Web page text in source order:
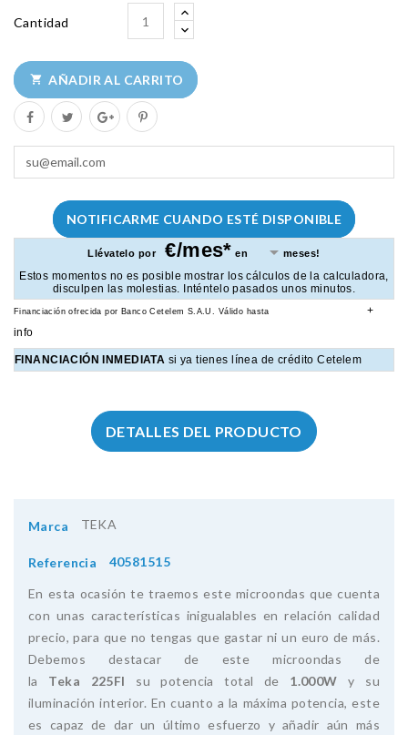
Cantidad
 AÑADIR AL CARRITO
NOTIFICARME CUANDO ESTÉ DISPONIBLE
Llévatelo por €/mes* en meses!
Estos momentos no es posible mostrar los cálculos de la calculadora,
disculpen las molestias. Inténtelo pasados unos minutos.
Financiación ofrecida por Banco Cetelem S.A.U. Válido hasta
+
info
FINANCIACIÓN INMEDIATA si ya tienes línea de crédito Cetelem
DETALLES DEL PRODUCTO
Marca TEKA
Referencia 40581515
En esta ocasión te traemos este microondas que cuenta
con unas características inigualables en relación calidad
precio, para que no tengas que gastar ni un euro de más.
Debemos destacar de este microondas de
la Teka 225FI su potencia total de 1.000W y su
iluminación interior. En cuanto a la máxima potencia, este
es capaz de dar un último esfuerzo y añadir aún más